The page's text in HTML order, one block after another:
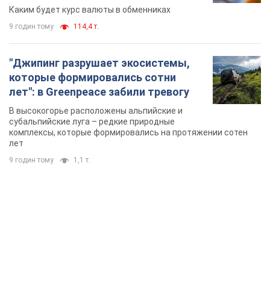
Каким будет курс валюты в обменниках
9 годин тому 114,4 т.
"Джипинг разрушает экосистемы,
которые формировались сотни
лет": в Greenpeace забили тревогу
В высокогорье расположены альпийские и
субальпийские луга – редкие природные
комплексы, которые формировались на протяжении сотен
лет
9 годин тому 1,1 т.